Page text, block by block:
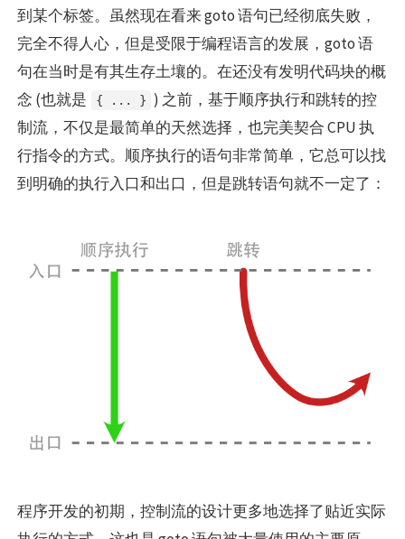
到某个标签。虽然现在看来 goto 语句已经彻底失败，
完全不得人心，但是受限于编程语言的发展，goto 语
句在当时是有其生存土壤的。在还没有发明代码块的概
念 (也就是
{ ... } ) 之前，基于顺序执行和跳转的控
制流，不仅是最简单的天然选择，也完美契合 CPU 执
行指令的方式。顺序执行的语句非常简单，它总可以找
到明确的执行入口和出口，但是跳转语句就不一定了：
程序开发的初期，控制流的设计更多地选择了贴近实际